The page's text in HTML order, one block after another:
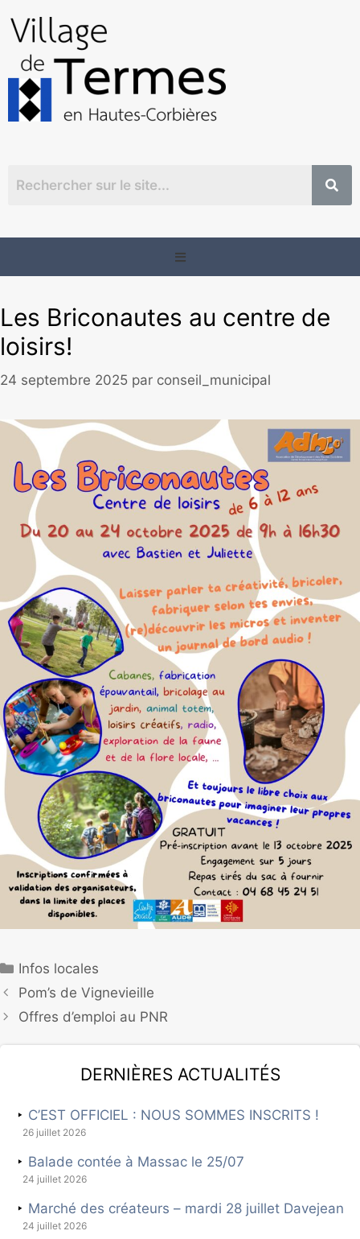
Les Briconautes au centre de
loisirs!
24 septembre 2025 par conseil_municipal
Infos locales
Pom’s de Vignevieille
Offres d’emploi au PNR
Dernières actualités
C’EST OFFICIEL : NOUS SOMMES INSCRITS !
26 juillet 2026
Balade contée à Massac le 25/07
24 juillet 2026
Marché des créateurs – mardi 28 juillet Davejean
24 juillet 2026